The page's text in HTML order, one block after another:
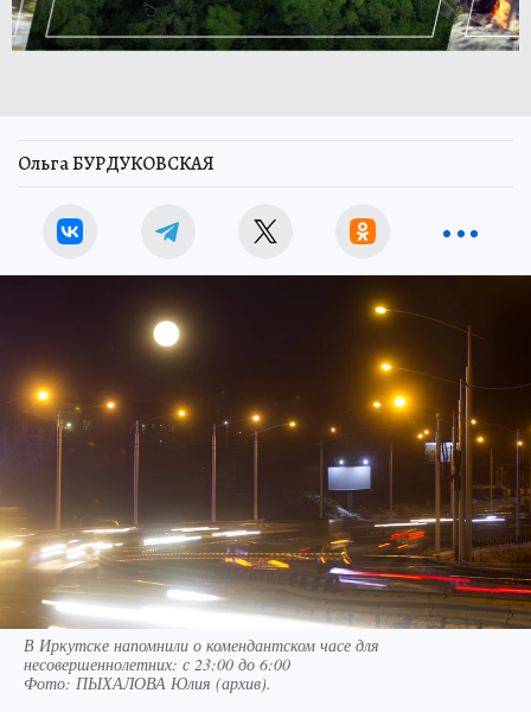
Ольга БУРДУКОВСКАЯ
В Иркутске напомнили о комендантском часе для
несовершеннолетних: с 23:00 до 6:00
Фото: ПЫХАЛОВА Юлия (архив).